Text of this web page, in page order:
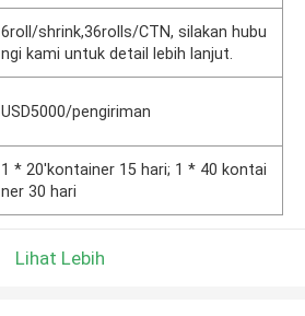
6roll/shrink,36rolls/CTN, silakan hubu
ngi kami untuk detail lebih lanjut.
USD5000/pengiriman
1 * 20'kontainer 15 hari; 1 * 40 kontai
ner 30 hari
Lihat Lebih